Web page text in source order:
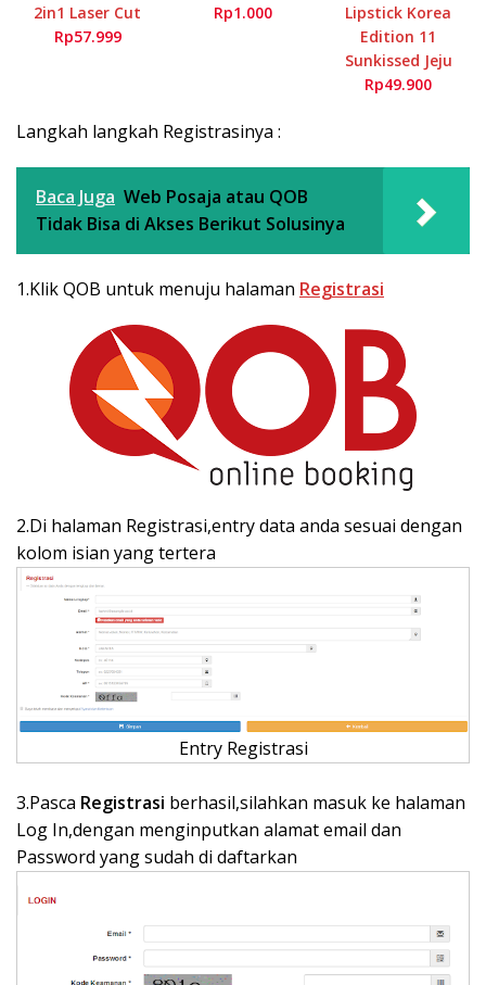
2in1 Laser Cut
Rp57.999
Rp1.000
Lipstick Korea
Edition 11
Sunkissed Jeju
Rp49.900
Langkah langkah Registrasinya :
Baca Juga Web Posaja atau QOB
Tidak Bisa di Akses Berikut Solusinya
1.Klik QOB untuk menuju halaman Registrasi
2.Di halaman Registrasi,entry data anda sesuai dengan
kolom isian yang tertera
Entry Registrasi
3.Pasca Registrasi berhasil,silahkan masuk ke halaman
Log In,dengan menginputkan alamat email dan
Password yang sudah di daftarkan